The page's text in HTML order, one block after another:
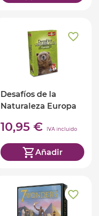
Desafíos de la
Naturaleza Europa
10,95 € IVA incluido
Añadir